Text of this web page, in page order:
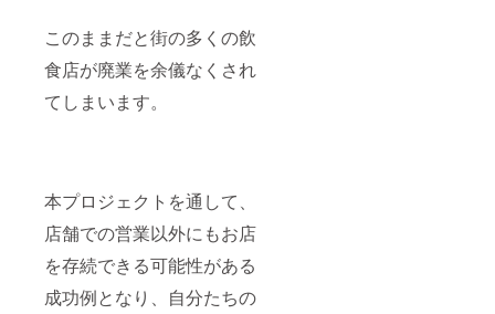
このままだと街の多くの飲
食店が廃業を余儀なくされ
てしまいます。
本プロジェクトを通して、
店舗での営業以外にもお店
を存続できる可能性がある
成功例となり、自分たちの